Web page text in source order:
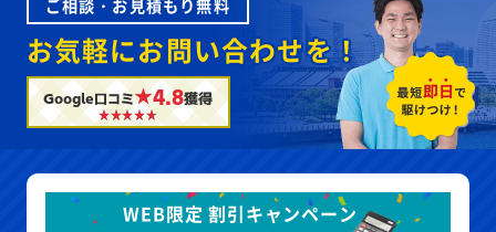
ご相談・お見積もり無料
お気軽にお問い合わせを！
Google口コミ★4.8獲得
WEB限定 割引キャンペーン